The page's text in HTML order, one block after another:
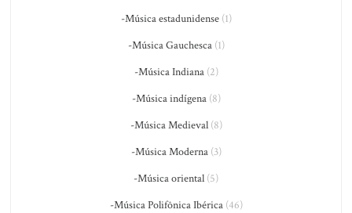
-Música estadunidense(1)
-Música Gauchesca(1)
-Música Indiana(2)
-Música indígena(8)
-Música Medieval(8)
-Música Moderna(3)
-Música oriental (5)
-Música Polifônica Ibérica(46)